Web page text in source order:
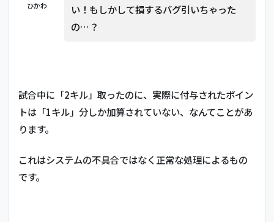
ひかわ
い！もしかして損するバグ引いちゃった
の…？
試合中に「2キル」取ったのに、実際に付与されたポイン
トは「1キル」分しか加算されていない、なんてことがあ
ります。
これはシステムの不具合ではなく正常な処理によるもの
です。